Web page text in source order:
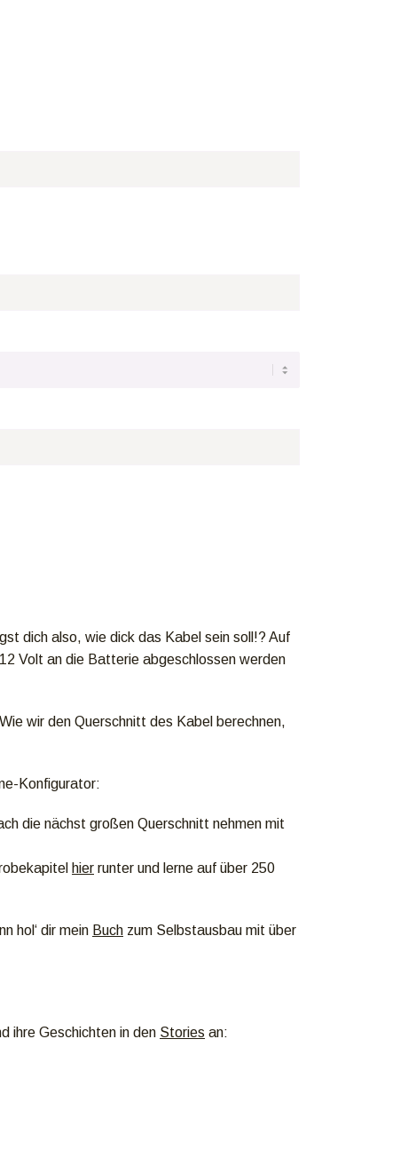
dich also, wie dick das Kabel sein soll!? Auf
Volt an die Batterie abgeschlossen werden
wir den Querschnitt des Kabel berechnen,
Konfigurator:
die nächst großen Querschnitt nehmen mit
hier runter und lerne auf über 250
hol‘ dir mein Buch zum Selbstausbau mit über
ihre Geschichten in den Stories an: